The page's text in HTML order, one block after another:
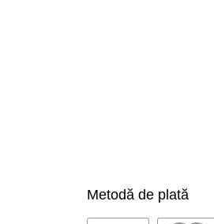
Metodă de plată